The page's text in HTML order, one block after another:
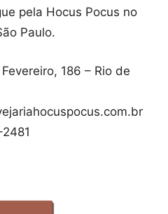
pela Hocus Pocus no
Paulo.
186 – Rio de